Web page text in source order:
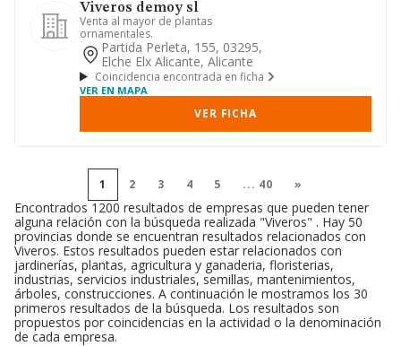
Viveros demoy sl
Venta al mayor de plantas
ornamentales.
Partida Perleta, 155, 03295,
Elche Elx Alicante, Alicante
Coincidencia encontrada en ficha
VER EN MAPA
VER FICHA
1 2 3 4 5 ... 40 »
Encontrados 1200 resultados de empresas que pueden tener
alguna relación con la búsqueda realizada "Viveros" . Hay 50
provincias donde se encuentran resultados relacionados con
Viveros. Estos resultados pueden estar relacionados con
jardinerías, plantas, agricultura y ganaderia, floristerias,
industrias, servicios industriales, semillas, mantenimientos,
árboles, construcciones. A continuación le mostramos los 30
primeros resultados de la búsqueda. Los resultados son
propuestos por coincidencias en la actividad o la denominación
de cada empresa.